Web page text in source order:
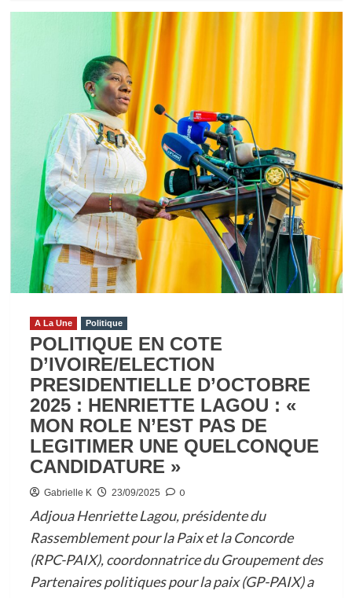
plus
COHESION
SOCIALE/FINALE
DU
TOURNOI
DES
ANCIENNES
GLOIRES
A
BOUAKE
:
LE
FOOTBALL
POUR
SUR
LA
NUTRITION
DES
ENFANTS
A La Une Politique
POLITIQUE EN COTE
D’IVOIRE/ELECTION
PRESIDENTIELLE D’OCTOBRE
2025 : HENRIETTE LAGOU : «
MON ROLE N’EST PAS DE
LEGITIMER UNE QUELCONQUE
CANDIDATURE »
Gabrielle K 23/09/2025 0
Adjoua Henriette Lagou, présidente du
Rassemblement pour la Paix et la Concorde
(RPC-PAIX), coordonnatrice du Groupement des
Partenaires politiques pour la paix (GP-PAIX) a